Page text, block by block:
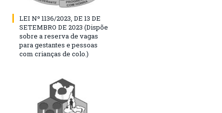
LEI Nº 1136/2023, DE 13 DE
SETEMBRO DE 2023 (Dispõe
sobre a reserva de vagas
para gestantes e pessoas
com crianças de colo.)